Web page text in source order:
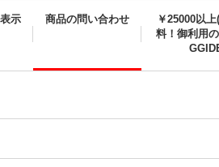
示 商品の問い合わせ
￥25000以
料！御利用